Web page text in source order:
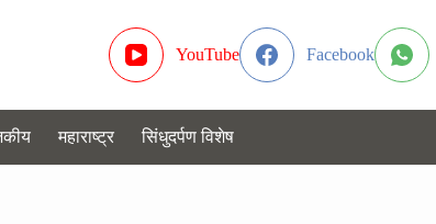
YouTube Facebook
महाराष्ट्र सिंधुदर्पण विशेष